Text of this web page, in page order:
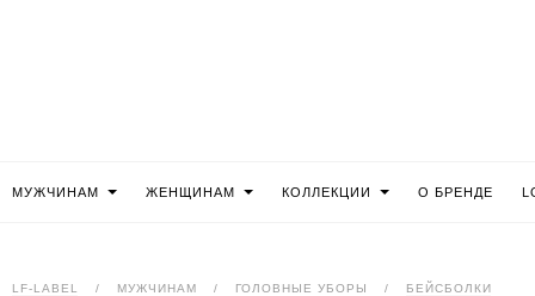
МУЖЧИНАМ ЖЕНЩИНАМ КОЛЛЕКЦИИ О БРЕНДЕ
LF-LABEL / МУЖЧИНАМ / ГОЛОВНЫЕ УБОРЫ / БЕЙСБОЛКИ